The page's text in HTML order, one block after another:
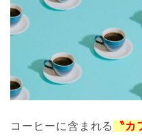
コーヒーに含まれる 〝